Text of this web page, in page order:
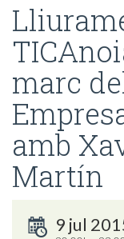
marc
amb
Martín
9 jul